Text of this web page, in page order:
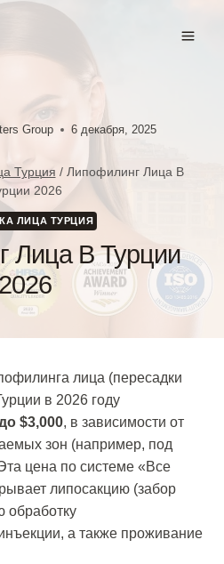
Group 6 декабря, 2025
Турция / Липофилинг Лица В
2026
ЛИЦА ТУРЦИЯ
Лица В Турции
2026
лица (пересадки
в 2026 году
$3,000, в зависимости от
зон (например, под
цена по системе «Все
липосакцию (забор
обработку
а также проживание